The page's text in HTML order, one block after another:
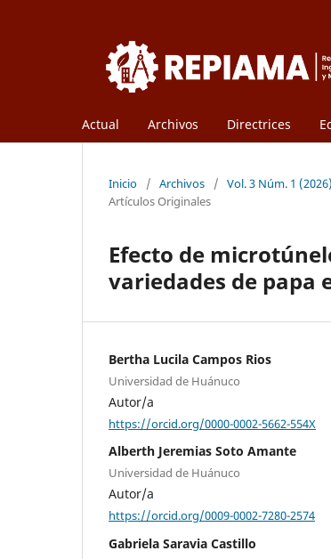
Actual Archivos Directrices
Inicio / Archivos / Vol. 3 Núm. 1
Artículos Originales
Efecto de
variedades de papa
Bertha Lucila Campos Rios
Universidad de Huánuco
Autor/a
https://orcid.org/0000-0002-5662-554X
Alberth Jeremias Soto Amante
Universidad de Huánuco
Autor/a
https://orcid.org/0009-0002-7280-2574
Gabriela Saravia Castillo